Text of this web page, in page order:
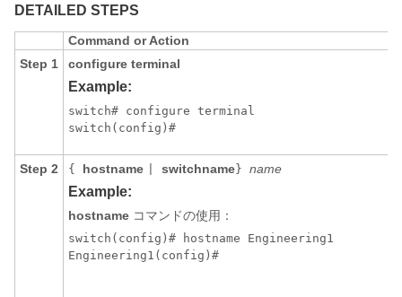
DETAILED STEPS
Command or Action
Step 1
configure terminal
Example:
switch# configure terminal
switch(config)#
Step 2 { hostname switchname } name
Example:
hostname コマンドの使用：
switch(config)# hostname Engineering1
Engineering1(config)#